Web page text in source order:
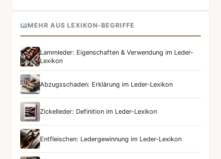
MEHR AUS LEXIKON-BEGRIFFE
Lammleder: Eigenschaften & Verwendung im Leder-
Lexikon
Abzugsschaden: Erklärung im Leder-Lexikon
Zickelleder: Definition im Leder-Lexikon
Entfleischen: Ledergewinnung im Leder-Lexikon